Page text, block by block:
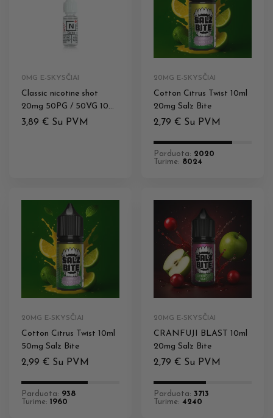
0MG E-SKYSČIAI
Classic nicotine shot
20mg 50PG / 50VG 10ml
N+
3,89 € Su PVM
20MG E-SKYSČIAI
Cotton Citrus Twist 10ml
20mg Salz Bite
2,79 € Su PVM
Parduota: 2020
Turime: 8024
20MG E-SKYSČIAI
Cotton Citrus Twist 10ml
50mg Salz Bite
2,99 € Su PVM
Parduota: 938
Turime: 1960
20MG E-SKYSČIAI
CRANFUJI BLAST 10ml
20mg Salz Bite
2,79 € Su PVM
Parduota: 3713
Turime: 4240